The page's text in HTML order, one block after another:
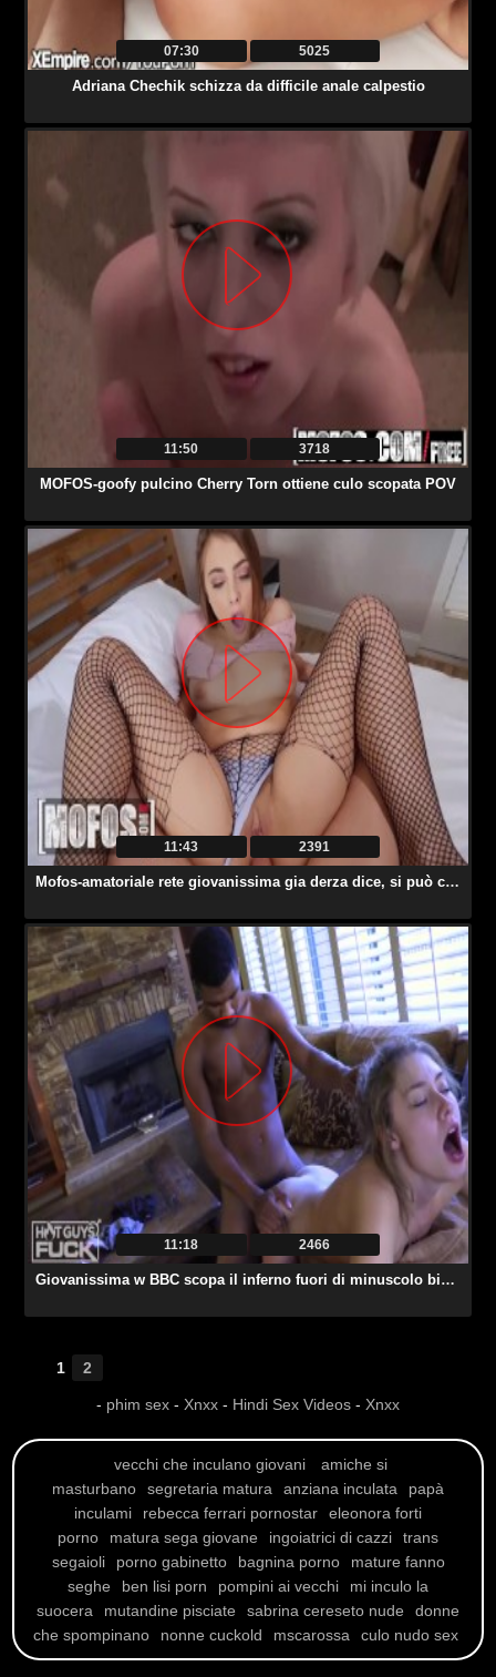
07:30 5025
Adriana Chechik schizza da difficile anale calpestio
11:50 3718
MOFOS-goofy pulcino Cherry Torn ottiene culo scopata POV
11:43 2391
Mofos-amatoriale rete giovanissima gia derza dice, si può cazzo il mio culo e cum in il mio faccia
11:18 2466
Giovanissima w BBC scopa il inferno fuori di minuscolo bianco ragazza
1 2
- phim sex - Xnxx - Hindi Sex Videos - Xnxx
vecchi che inculano giovani
amiche si
masturbano
segretaria matura anziana inculata
papà
inculami
rebecca ferrari pornostar
eleonora forti
porno
matura sega giovane ingoiatrici di cazzi
trans
segaioli
porno gabinetto bagnina porno
mature fanno
seghe
ben lisi porn pompini ai vecchi
mi inculo la
suocera
mutandine pisciate sabrina cereseto nude
donne
che spompinano
nonne cuckold mscarossa culo nudo sex